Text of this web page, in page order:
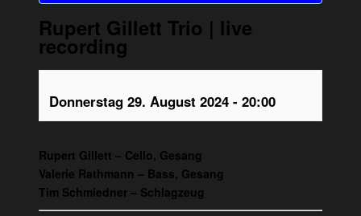
Rupert Gillett Trio | live
recording
Donnerstag 29. August 2024 - 20:00
Rupert Gillett – Cello, Gesang
Valerie Rathmann – Bass, Gesang
Tim Schmiedner – Schlagzeug